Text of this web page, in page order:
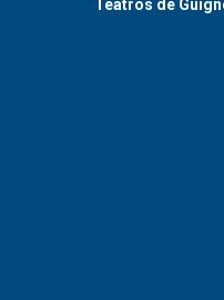
Teatros de